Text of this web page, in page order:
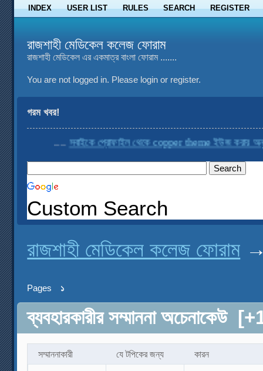
INDEX USER LIST RULES SEARCH REGISTER
রাজশাহী মেডিকেল কলেজ ফোরাম
রাজশাহী মেডিকেল এর একমাত্র বাংলা ফোরাম .......
You are not logged in. Please login or register.
গরম খবর!
....সবাইকে প্রোফাইল থেকে copper theme ইউজ করার
Custom Search
রাজশাহী মেডিকেল কলেজ ফোরাম
Pages ১
ব্যবহারকারীর সম্মাননা অচেনাকেউ
সম্মাননাকারী যে টপিকের জন্য কারন